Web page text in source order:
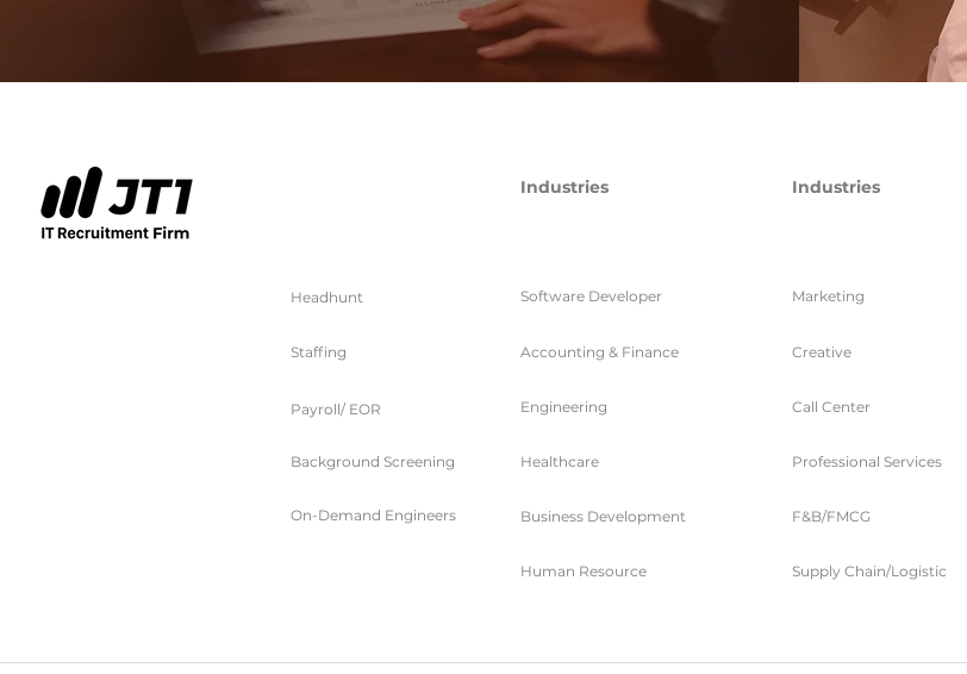
Headhunt
Staffing
Payroll/ EOR
Background Screening
On-Demand Engineers
Industries
Software Developer
Accounting & Finance
Engineering
Healthcare
Business Development
Human Resource
Industries
Marketing
Creative
Call Center
Professional Services
F&B/FMCG
Supply Chain/Logistic